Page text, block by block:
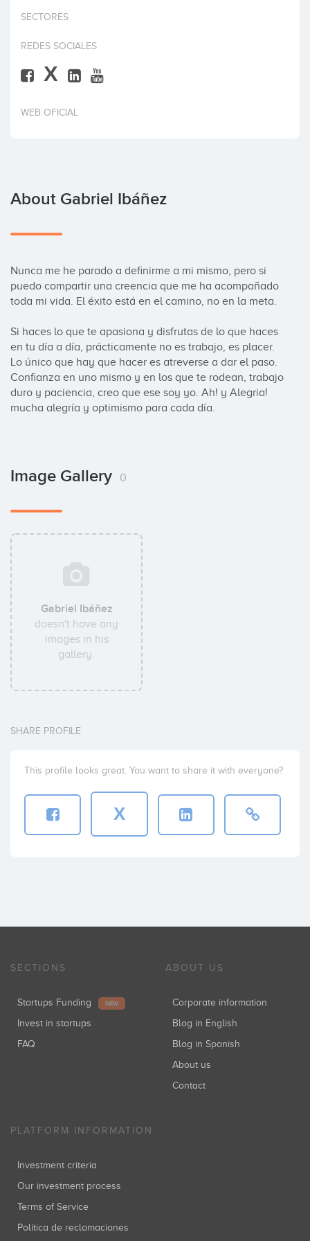
Invest
SECTORES
REDES SOCIALES
X
WEB OFICIAL
About Gabriel Ibáñez
Nunca me he parado a definirme a mi mismo, pero si
puedo compartir una creencia que me ha acompañado
toda mi vida. El éxito está en el camino, no en la meta.
Si haces lo que te apasiona y disfrutas de lo que haces
en tu día a día, prácticamente no es trabajo, es placer.
Lo único que hay que hacer es atreverse a dar el paso.
Confianza en uno mismo y en los que te rodean, trabajo
duro y paciencia, creo que ese soy yo. Ah! y Alegria!
mucha alegría y optimismo para cada día.
Image Gallery 0
Gabriel Ibáñez
doesn't have any
images in his
gallery.
SHARE PROFILE
This profile looks great. You want to share it with everyone?
X
SECTIONS
Startups Funding NEW
Invest in startups
FAQ
ABOUT US
Corporate information
Blog in English
Blog in Spanish
About us
Contact
PLATFORM INFORMATION
Investment criteria
Our investment process
Terms of Service
Política de reclamaciones